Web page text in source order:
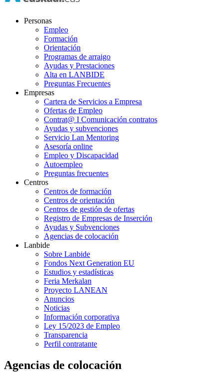
Personas
Empleo
Formación
Orientación
Programas de arraigo
Ayudas y Prestaciones
Alta en LANBIDE
Preguntas Frecuentes
Empresas
Cartera de Servicios a Empresa
Ofertas de Empleo
Contrat@ I Comunicación contratos
Ayudas y subvenciones
Servicio Lan Mentoring
Asesoría online
Empleo y Discapacidad
Autoempleo
Preguntas frecuentes
Centros
Centros de formación
Centros de orientación
Centros de gestión de ofertas
Registro de Empresas de Inserción
Ayudas y Subvenciones
Agencias de colocación
Lanbide
Sobre Lanbide
Fondos Next Generation EU
Estudios y estadísticas
Feria Merkalan
Proyecto LANEAN
Anuncios
Noticias
Información corporativa
Ley 15/2023 de Empleo
Transparencia
Perfil contratante
Agencias de colocación